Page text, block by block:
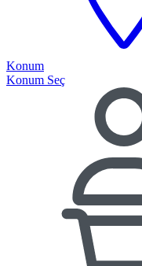
Konum
Konum Seç